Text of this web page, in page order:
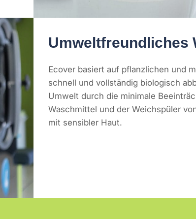
Umweltfreundliches
Ecover basiert auf pflanzlichen und
schnell und vollständig biologisch
Umwelt durch die minimale
Waschmittel und der Weichspüler
mit sensibler Haut.